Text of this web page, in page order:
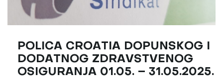
POLICA CROATIA DOPUNSKOG I
DODATNOG ZDRAVSTVENOG
OSIGURANJA 01.05. – 31.05.2025.